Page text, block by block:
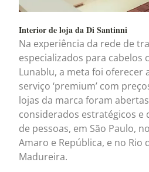
Interior de loja da Di Santinni
Na experiência da rede de
especializados para cabelos
Lunablu, a meta foi oferecer
serviço ‘premium’ com
lojas da marca foram
considerados estratégicos e
de pessoas, em São Paulo,
Amaro e República, e no Rio
Madureira.